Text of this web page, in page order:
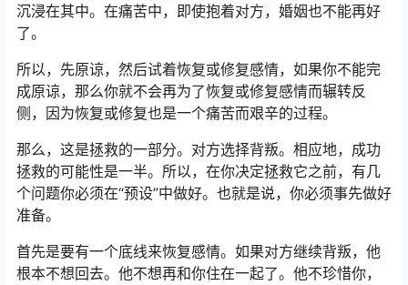
沉浸在其中。在痛苦中，即使抱着对方，婚姻也不能再好
了。
所以，先原谅，然后试着恢复或修复感情，如果你不能完
成原谅，那么你就不会再为了恢复或修复感情而辗转反
侧，因为恢复或修复也是一个痛苦而艰辛的过程。
那么，这是拯救的一部分。对方选择背叛。相应地，成功
拯救的可能性是一半。所以，在你决定拯救它之前，有几
个问题你必须在“预设”中做好。也就是说，你必须事先做好
准备。
首先是要有一个底线来恢复感情。如果对方继续背叛，他
根本不想回去。他不想再和你住在一起了。他不珍惜你，